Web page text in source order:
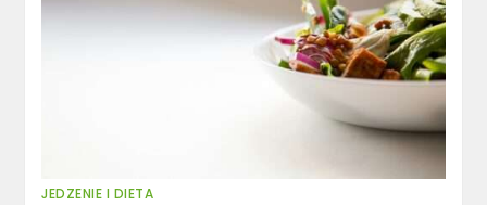
JEDZENIE I DIETA